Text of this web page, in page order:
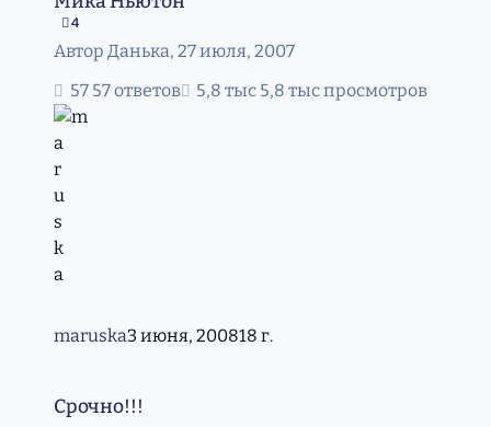
4
Автор Данька, 27 июля, 2007
57 ответов
5,8 тыс просмотров
maruska3 июня, 200818 г.
Срочно!!!